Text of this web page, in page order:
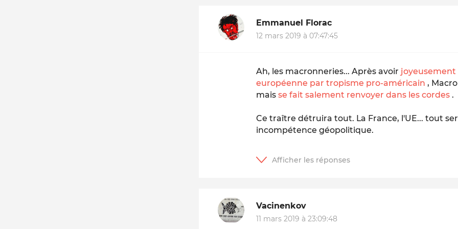
Emmanuel Florac
12 mars 2019 à 07:47:45
Ah, les macronneries... Après avoir
européenne par tropisme pro-américain ,
maisse fait salement renvoyer dans les cordes .
Ce traître détruira tout. La France, l'UE... tout
incompétence géopolitique.
Vacinenkov
11 mars 2019 à 23:09:48